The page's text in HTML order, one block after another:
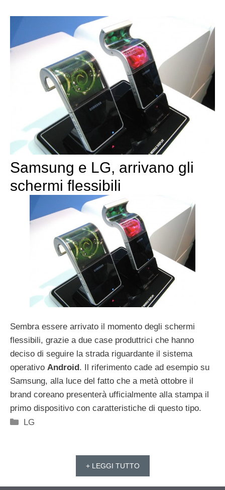
Samsung e LG, arrivano gli
schermi flessibili
Sembra essere arrivato il momento degli schermi
flessibili, grazie a due case produttrici che hanno
deciso di seguire la strada riguardante il sistema
operativo Android. Il riferimento cade ad esempio su
Samsung, alla luce del fatto che a metà ottobre il
brand coreano presenterà ufficialmente alla stampa il
primo dispositivo con caratteristiche di questo tipo.
Categorie
LG
+ LEGGI TUTTO